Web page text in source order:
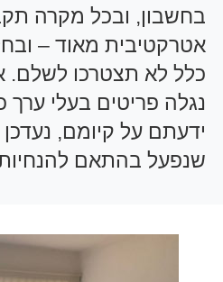
בחשבון, ובכל מקרה
אטרקטיבית מאוד –
כלל לא תצטרכו לשלם.
נגלה פריטים בעלי ערך
ידעתם על קיומם,
שנפעל בהתאם